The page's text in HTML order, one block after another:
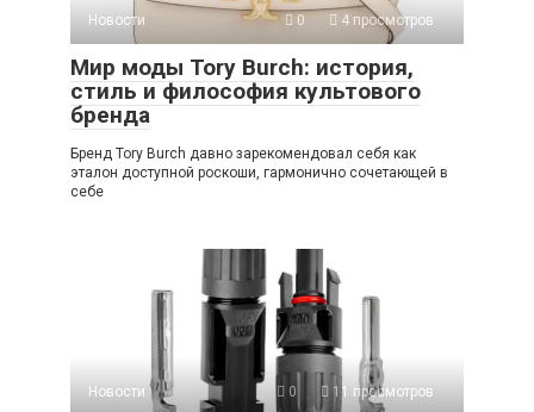
Новости 0 4 просмотров
Мир моды Tory Burch: история,
стиль и философия культового
бренда
Бренд Tory Burch давно зарекомендовал себя как
эталон доступной роскоши, гармонично сочетающей в
себе
Новости 0 11 просмотров